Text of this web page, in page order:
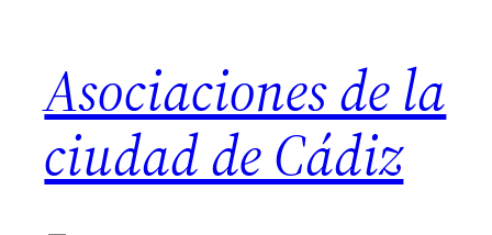
contenido
Asociaciones de la
ciudad de Cádiz